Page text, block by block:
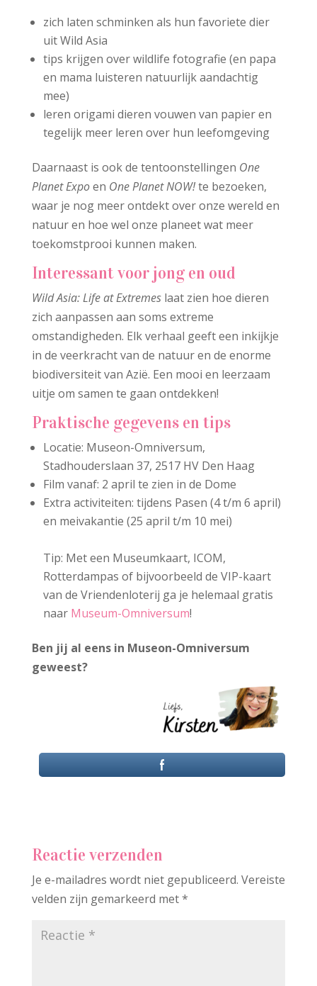
zich laten schminken als hun favoriete dier
uit Wild Asia
tips krijgen over wildlife fotografie (en papa
en mama luisteren natuurlijk aandachtig
mee)
leren origami dieren vouwen van papier en
tegelijk meer leren over hun leefomgeving
Daarnaast is ook de tentoonstellingen One
Planet Expoen One Planet NOW!te bezoeken,
waar je nog meer ontdekt over onze wereld en
natuur en hoe wel onze planeet wat meer
toekomstprooi kunnen maken.
Interessant voor jong en oud
Wild Asia: Life at Extremeslaat zien hoe dieren
zich aanpassen aan soms extreme
omstandigheden. Elk verhaal geeft een inkijkje
in de veerkracht van de natuur en de enorme
biodiversiteit van Azië. Een mooi en leerzaam
uitje om samen te gaan ontdekken!
Praktische gegevens en tips
Locatie: Museon-Omniversum,
Stadhouderslaan 37, 2517 HV Den Haag
Film vanaf: 2 april te zien in de Dome
Extra activiteiten: tijdens Pasen (4 t/m 6 april)
en meivakantie (25 april t/m 10 mei)
Tip: Met een Museumkaart, ICOM,
Rotterdampas of bijvoorbeeld de VIP-kaart
van de Vriendenloterij ga je helemaal gratis
naar Museum-Omniversum!
Ben jij al eens in Museon-Omniversum
geweest?
Reactie verzenden
Je e-mailadres wordt niet gepubliceerd. Vereiste
velden zijn gemarkeerd met*